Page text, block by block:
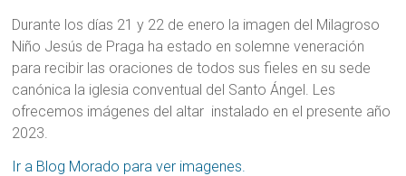
Durante los días 21 y 22 de enero la imagen del Milagroso
Niño Jesús de Praga ha estado en solemne veneración
para recibir las oraciones de todos sus fieles en su sede
canónica la iglesia conventual del Santo Ángel. Les
ofrecemos imágenes del altar instalado en el presente año
2023.
Ir a Blog Morado para ver imagenes.